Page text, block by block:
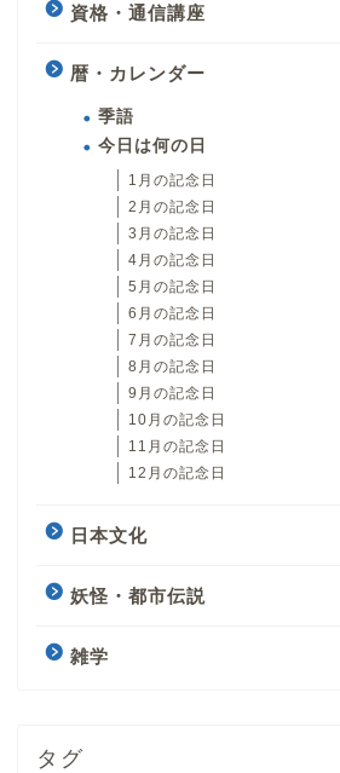
資格・通信講座
暦・カレンダー
季語
今日は何の日
1月の記念日
2月の記念日
3月の記念日
4月の記念日
5月の記念日
6月の記念日
7月の記念日
8月の記念日
9月の記念日
10月の記念日
11月の記念日
12月の記念日
日本文化
妖怪・都市伝説
雑学
タグ